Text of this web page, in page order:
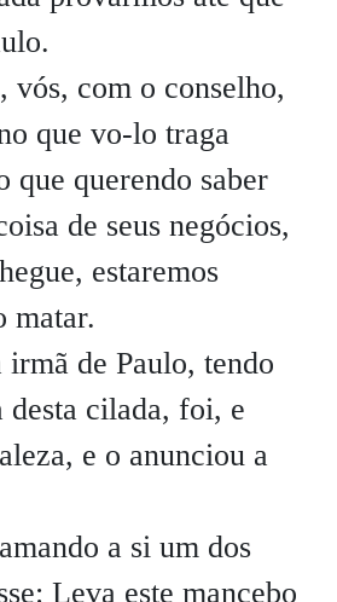
vós, com o conselho,
que vo-lo traga
que querendo saber
de seus negócios,
estaremos
matar.
de Paulo, tendo
desta cilada, foi, e
e o anunciou a
a si um dos
Leva este mancebo